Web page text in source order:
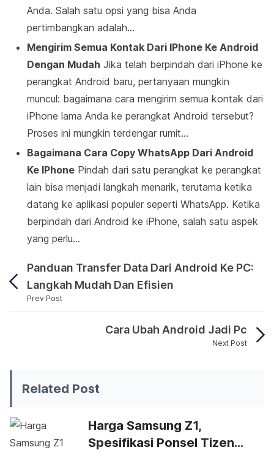
Anda. Salah satu opsi yang bisa Anda
pertimbangkan adalah…
Mengirim Semua Kontak Dari IPhone Ke Android
Dengan Mudah Jika telah berpindah dari iPhone ke
perangkat Android baru, pertanyaan mungkin
muncul: bagaimana cara mengirim semua kontak dari
iPhone lama Anda ke perangkat Android tersebut?
Proses ini mungkin terdengar rumit…
Bagaimana Cara Copy WhatsApp Dari Android
Ke IPhone Pindah dari satu perangkat ke perangkat
lain bisa menjadi langkah menarik, terutama ketika
datang ke aplikasi populer seperti WhatsApp. Ketika
berpindah dari Android ke iPhone, salah satu aspek
yang perlu…
Panduan Transfer Data Dari Android Ke PC:
Langkah Mudah Dan Efisien
Prev Post
Migrasi dari satu perangkat ke perangkat lainnya
Cara Ubah Android Jadi Pc
Next Post
Related Post
Harga Samsung Z1,
Spesifikasi Ponsel Tizen